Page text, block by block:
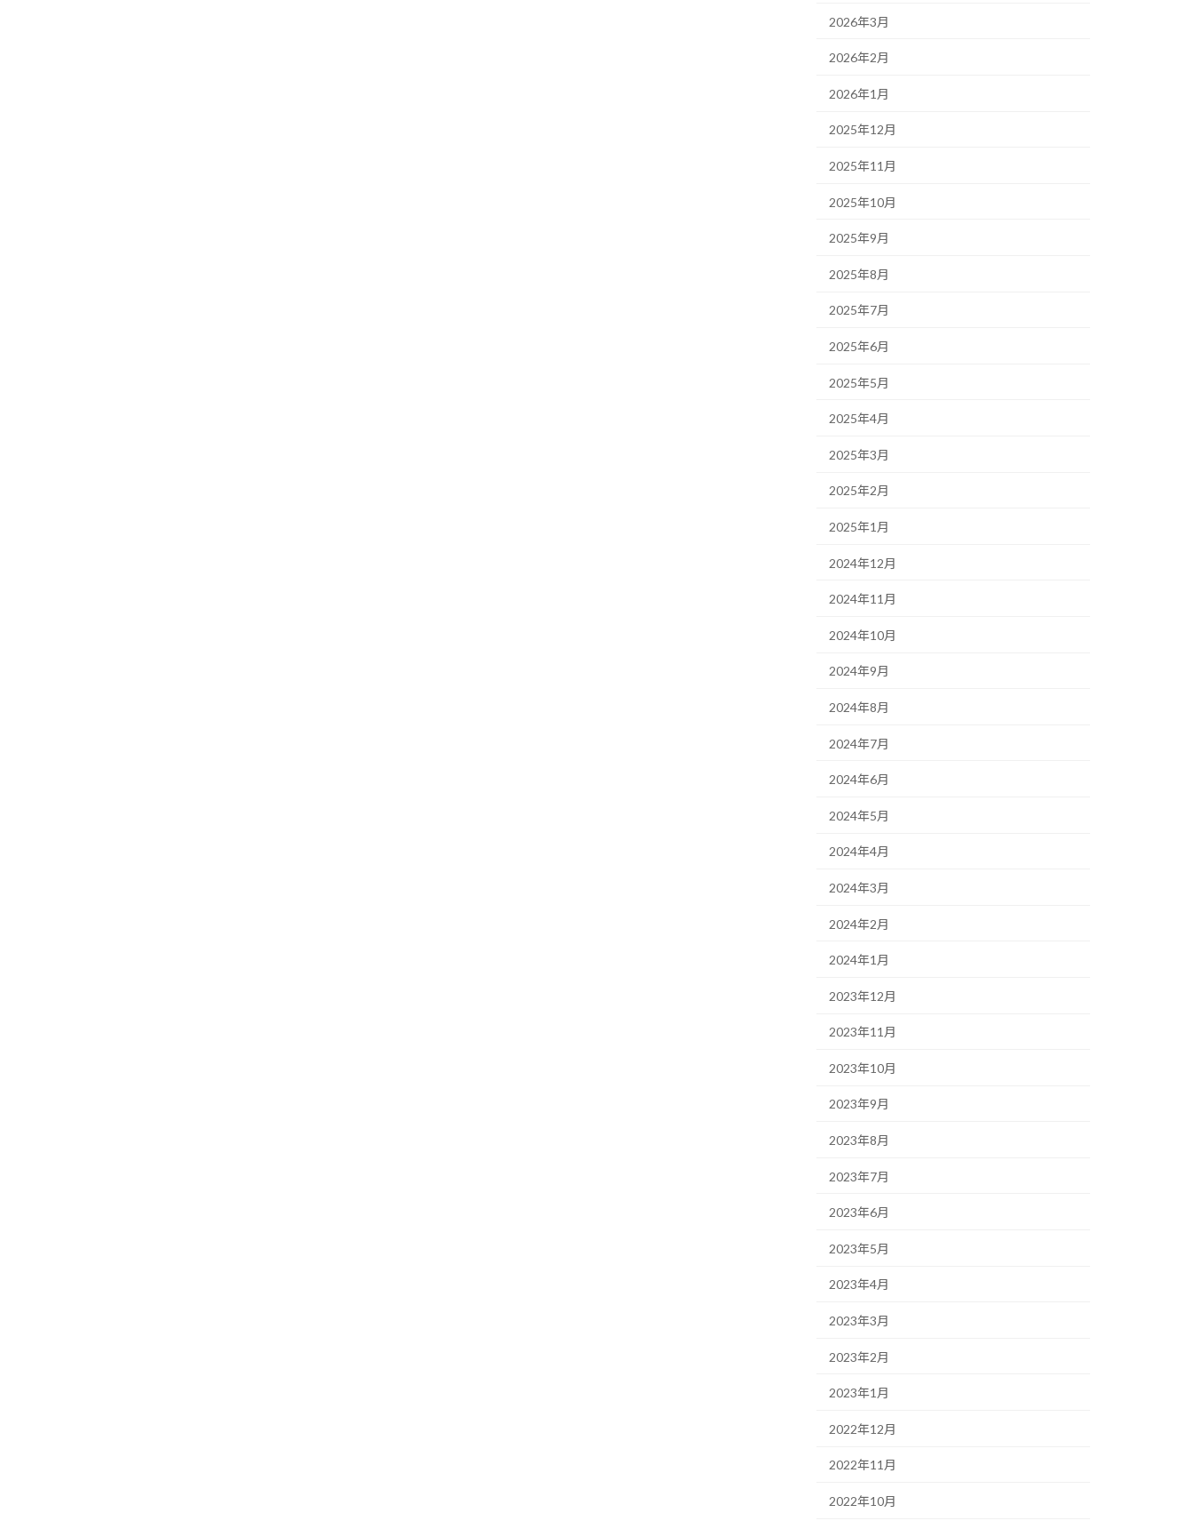
2026年3月
2026年2月
2026年1月
2025年12月
2025年11月
2025年10月
2025年9月
2025年8月
2025年7月
2025年6月
2025年5月
2025年4月
2025年3月
2025年2月
2025年1月
2024年12月
2024年11月
2024年10月
2024年9月
2024年8月
2024年7月
2024年6月
2024年5月
2024年4月
2024年3月
2024年2月
2024年1月
2023年12月
2023年11月
2023年10月
2023年9月
2023年8月
2023年7月
2023年6月
2023年5月
2023年4月
2023年3月
2023年2月
2023年1月
2022年12月
2022年11月
2022年10月